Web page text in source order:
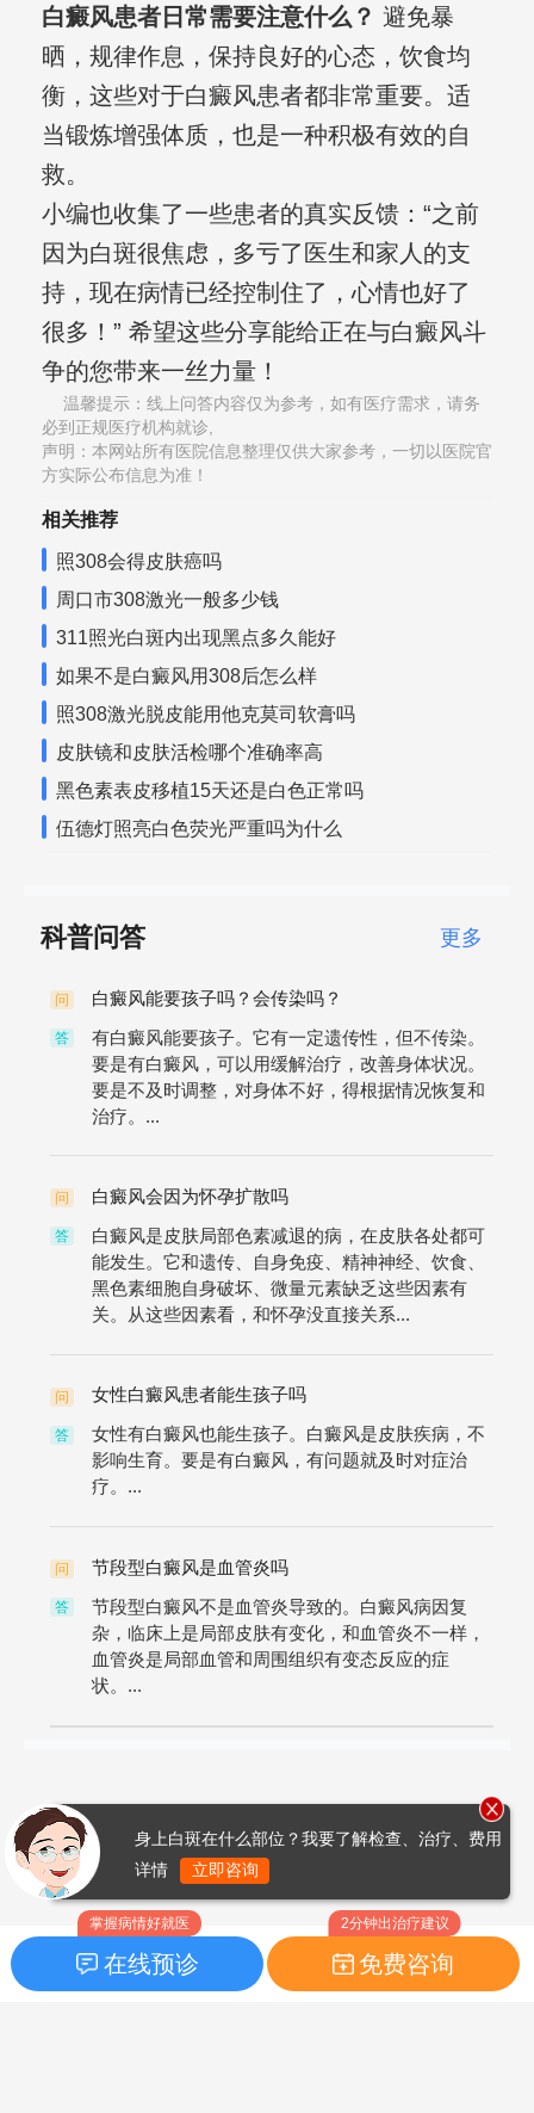
白癜风患者日常需要注意什么？ 避免暴
晒，规律作息，保持良好的心态，饮食均
衡，这些对于白癜风患者都非常重要。适
当锻炼增强体质，也是一种积极有效的自
救。
小编也收集了一些患者的真实反馈：“之前
因为白斑很焦虑，多亏了医生和家人的支
持，现在病情已经控制住了，心情也好了
很多！” 希望这些分享能给正在与白癜风斗
争的您带来一丝力量！
温馨提示：线上问答内容仅为参考，如有医疗需求，请务
必到正规医疗机构就诊,
声明：本网站所有医院信息整理仅供大家参考，一切以医院官
方实际公布信息为准！
相关推荐
照308会得皮肤癌吗
周口市308激光一般多少钱
311照光白斑内出现黑点多久能好
如果不是白癜风用308后怎么样
照308激光脱皮能用他克莫司软膏吗
皮肤镜和皮肤活检哪个准确率高
黑色素表皮移植15天还是白色正常吗
伍德灯照亮白色荧光严重吗为什么
科普问答 更多
问 白癜风能要孩子吗？会传染吗？
答
有白癜风能要孩子。它有一定遗传性，但不传染。
要是有白癜风，可以用缓解治疗，改善身体状况。
要是不及时调整，对身体不好，得根据情况恢复和
治疗。...
问 白癜风会因为怀孕扩散吗
答
白癜风是皮肤局部色素减退的病，在皮肤各处都可
能发生。它和遗传、自身免疫、精神神经、饮食、
黑色素细胞自身破坏、微量元素缺乏这些因素有
关。从这些因素看，和怀孕没直接关系...
问 女性白癜风患者能生孩子吗
答
女性有白癜风也能生孩子。白癜风是皮肤疾病，不
影响生育。要是有白癜风，有问题就及时对症治
疗。...
问 节段型白癜风是血管炎吗
答
节段型白癜风不是血管炎导致的。白癜风病因复
杂，临床上是局部皮肤有变化，和血管炎不一样，
血管炎是局部血管和周围组织有变态反应的症
状。...
掌握病情好就医
在线预诊
2分钟出治疗建议
免费咨询
身上白斑在什么部位？我要了解检查、治疗、费用
详情
立即咨询